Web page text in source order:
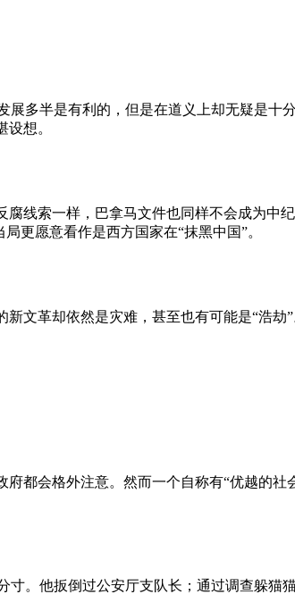
多半是有利的，但是在道义上却无疑是
想。
线索一样，巴拿马文件也同样不会成为中
更愿意看作是西方国家在“抹黑中国”。
文革却依然是灾难，甚至也有可能是“浩
都会格外注意。然而一个自称有“优越的
。他扳倒过公安厅支队长；通过调查躲